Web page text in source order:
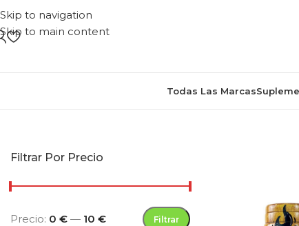
Skip to navigation
Skip to main content
Todas Las Marcas
Filtrar Por Precio
Filtrar
Precio: 0 € — 10 €